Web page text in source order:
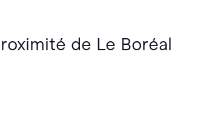
de Le Boréal